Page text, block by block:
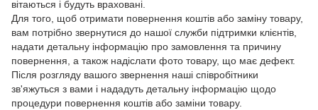
вітаються і будуть враховані.
Для того, щоб отримати повернення коштів або заміну товару,
вам потрібно звернутися до нашої служби підтримки клієнтів,
надати детальну інформацію про замовлення та причину
повернення, а також надіслати фото товару, що має дефект.
Після розгляду вашого звернення наші співробітники
зв'яжуться з вами і нададуть детальну інформацію щодо
процедури повернення коштів або заміни товару.